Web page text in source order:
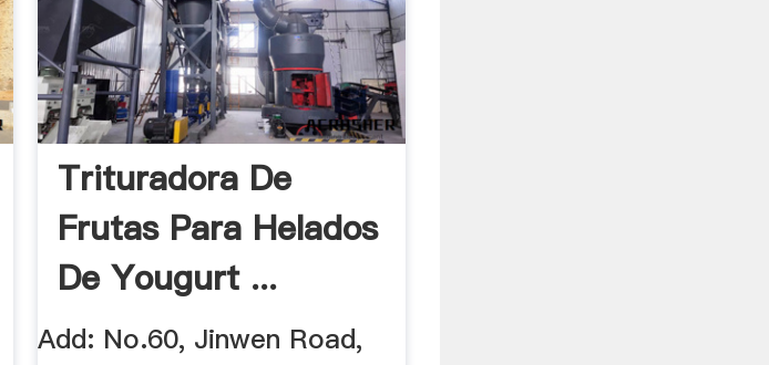
Trituradora De
Frutas Para Helados
De Yougurt ...
Add: No.60, Jinwen Road,